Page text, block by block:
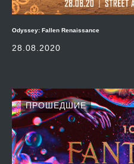
Odyssey: Fallen Renaissance
28.08.2020
ПРОШЕДШИЕ